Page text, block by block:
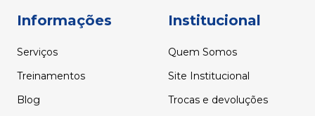
Informações
Serviços
Treinamentos
Blog
Institucional
Quem Somos
Site Institucional
Trocas e devoluções